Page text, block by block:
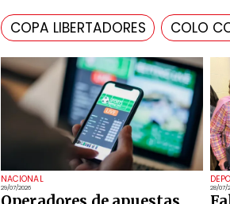
NACIONAL
29/07/2026 28/07/
COPA LIBERTADORES COLO